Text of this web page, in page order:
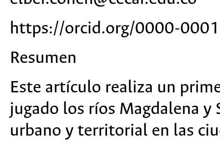
https://orcid.org/0000-
Resumen
Este artículo realiza un
jugado los ríos Magdalena
urbano y territorial en las